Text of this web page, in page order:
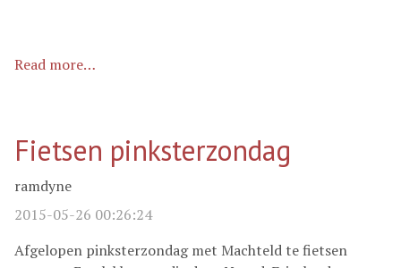
Read more…
Fietsen pinksterzondag
ramdyne
2015-05-26 00:26:24
Afgelopen pinksterzondag met Machteld te fietsen